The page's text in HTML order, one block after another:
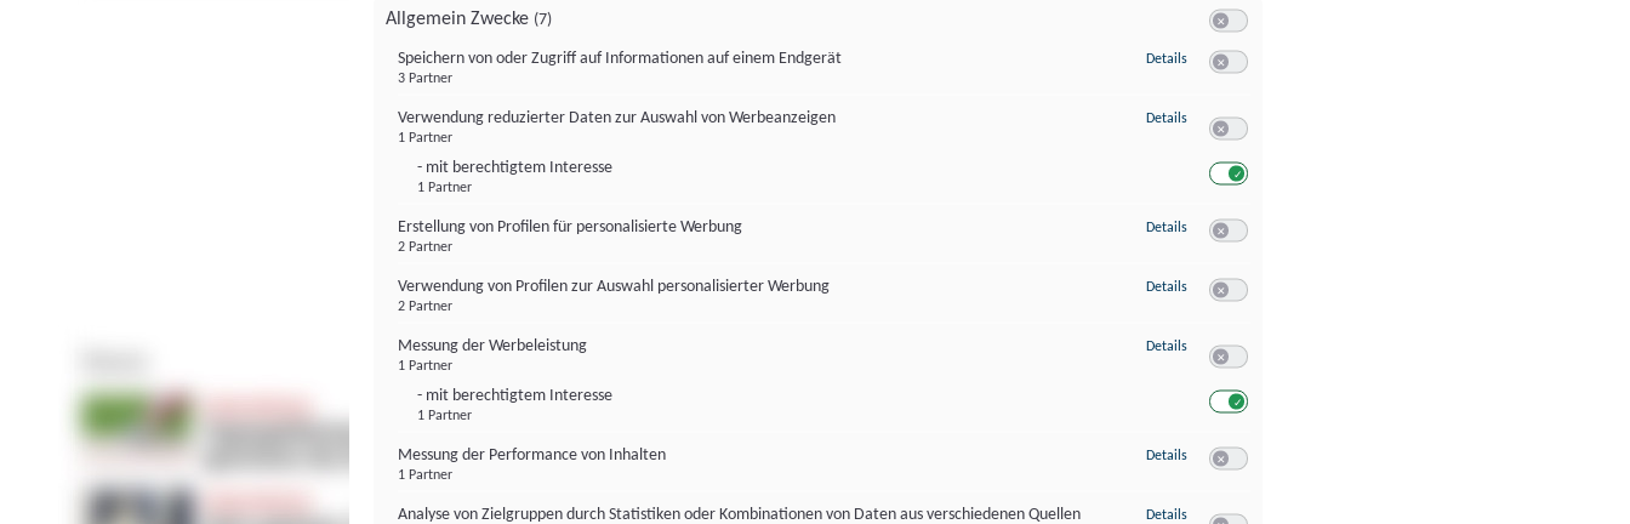
Allgemein Zwecke (7)
Speichern von oder Zugriff auf Informationen auf einem Endgerät
3 Partner
Details zu Speichern von oder Zugriff auf Informationen auf einem Endgerät
Verwendung reduzierter Daten zur Auswahl von Werbeanzeigen
1 Partner
- mit berechtigtem Interesse
1 Partner
Details zu Verwendung reduzierter Daten zur Auswahl von Werbeanzeigen
Erstellung von Profilen für personalisierte Werbung
2 Partner
Details zu Erstellung von Profilen für personalisierte Werbung
Verwendung von Profilen zur Auswahl personalisierter Werbung
2 Partner
Details zu Verwendung von Profilen zur Auswahl personalisierter Werbung
Messung der Werbeleistung
1 Partner
- mit berechtigtem Interesse
1 Partner
Details zu Messung der Werbeleistung
Messung der Performance von Inhalten
1 Partner
Details zu Messung der Performance von Inhalten
Analyse von Zielgruppen durch Statistiken oder Kombinationen von Daten aus verschiedenen Quellen
Details zu Analyse von Zielgruppen durch Statistiken oder Kombinationen von